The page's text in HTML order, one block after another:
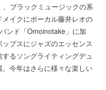
ブラックミュージックの系
イクにボーカル藤井レオの
ンド「Omoinotake」に加
プスにジャズのエッセンス
るソングライティングデュ
今年はさらに様々な楽しい